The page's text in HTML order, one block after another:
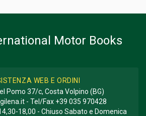
Motor Books
WEB E ORDINI
Pomo 37/c, Costa Volpino (BG)
- Tel/Fax +39 035 970428
18,00 - Chiuso Sabato e Domenica